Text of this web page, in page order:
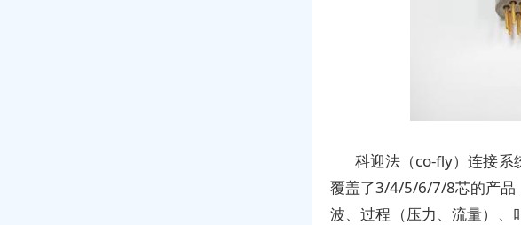
科迎法（co-fly）连接系
覆盖了3/4/5/6/7/8芯的产品
波、过程（压力、流量）、